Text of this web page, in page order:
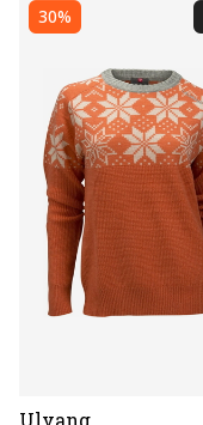
30%
Ulvang